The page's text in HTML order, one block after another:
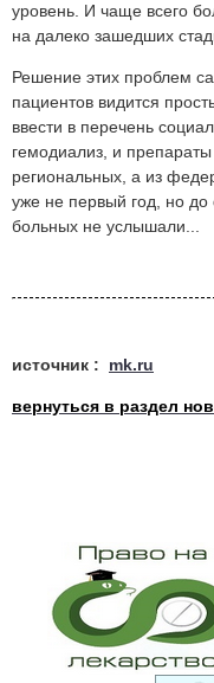
уровень. И чаще всего
на далеко зашедших
Решение этих проблем
пациентов видится
ввести в перечень
гемодиализ, и
региональных, а из
уже не первый год, но
больных не услышали...
источник : mk.ru
вернуться в раздел